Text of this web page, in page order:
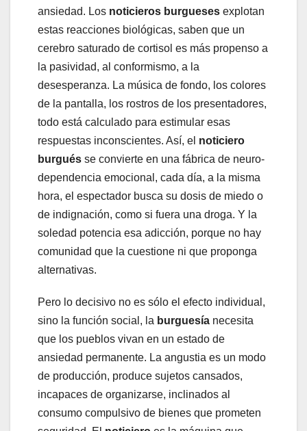
ansiedad. Los noticieros burgueses explotan
estas reacciones biológicas, saben que un
cerebro saturado de cortisol es más propenso a
la pasividad, al conformismo, a la
desesperanza. La música de fondo, los colores
de la pantalla, los rostros de los presentadores,
todo está calculado para estimular esas
respuestas inconscientes. Así, el noticiero
burgués se convierte en una fábrica de neuro-
dependencia emocional, cada día, a la misma
hora, el espectador busca su dosis de miedo o
de indignación, como si fuera una droga. Y la
soledad potencia esa adicción, porque no hay
comunidad que la cuestione ni que proponga
alternativas.
Pero lo decisivo no es sólo el efecto individual,
sino la función social, la burguesía necesita
que los pueblos vivan en un estado de
ansiedad permanente. La angustia es un modo
de producción, produce sujetos cansados,
incapaces de organizarse, inclinados al
consumo compulsivo de bienes que prometen